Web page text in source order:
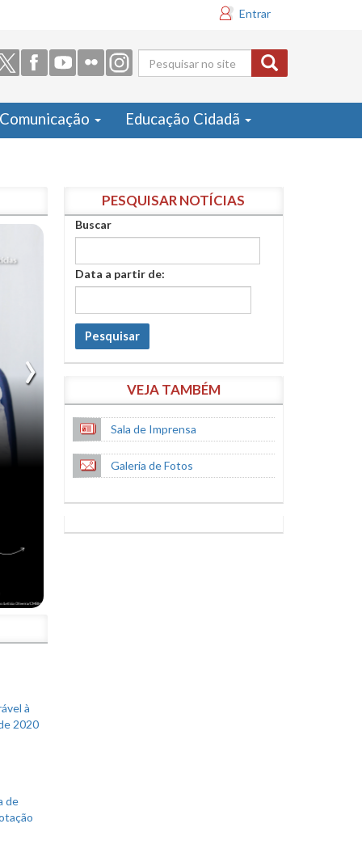
Entrar
Formulário
de busca
Comunicação Educação Cidadã
à
2020
de
PESQUISAR NOTÍCIAS
Buscar
Data a partir de:
Pesquisar
VEJA TAMBÉM
Sala de Imprensa
Galeria de Fotos